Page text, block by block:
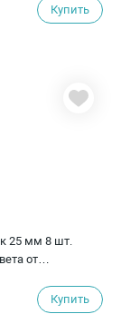
Купить
25 мм 8 шт.
от
Купить